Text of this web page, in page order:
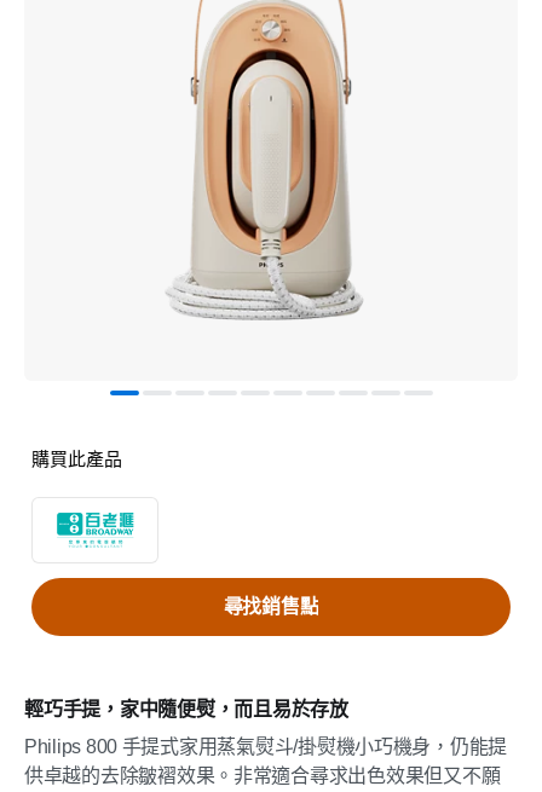
輕巧手提，家中隨便熨，而且易於存放
Philips 800 手提式家用蒸氣熨斗/掛熨機小巧機身，仍能提
供卓越的去除皺褶效果。非常適合尋求出色效果但又不願
購買此產品
尋找銷售點